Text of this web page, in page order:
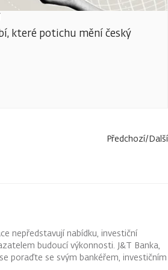
které potichu mění český
Předchozí/Další
nepředstavují nabídku, investiční
budoucí výkonnosti. J&T Banka,
poraďte se svým bankéřem, investičním